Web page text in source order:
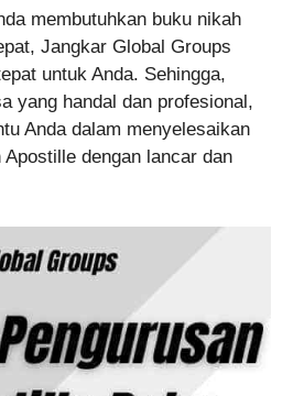
membutuhkan buku nikah
Jangkar Global Groups
untuk Anda. Sehingga,
yang handal dan profesional,
Anda dalam menyelesaikan
dengan lancar dan